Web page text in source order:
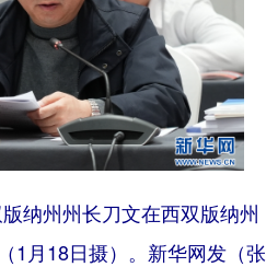
纳州州长刀文在西双版纳州
1月18日摄）。新华网发（张